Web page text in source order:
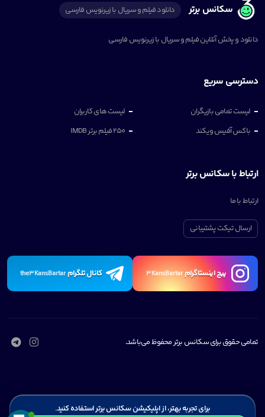
سکانس برتر دانلود فیلم و سریال با زیرنویس فارسی
دانلود و پخش آنلاین فیلم و سریال با زیرنویس فارسی
دسترسی سریع
لیست تمامی بازیگران
لیست های کاربران
باکس آفیس ویکند
250 فیلم برتر IMDB
ارتباط با سکانس برتر
ارتباط با ما
ارسال تیکت پشتیبانی
پیچ اینستاگرام3KansBartar کانال تلگرامthe3KansBartar
تمامی حقوق برای سکانس برتر محفوظ می‌باشد.
برای تجربه بهتر، از اپلیکیشن سکانس برتر استفاده کنید.